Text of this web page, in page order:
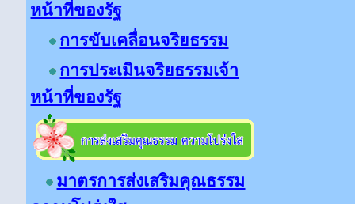
หน้าที่ของรัฐ
การขับเคลื่อนจริยธรรม
การประเมินจริยธรรมเจ้า
หน้าที่ของรัฐ
มาตรการส่งเสริมคุณธรรม